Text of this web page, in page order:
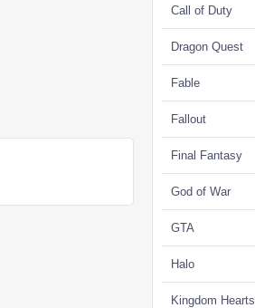
Call of Duty
Dragon Quest
Fable
Fallout
Final Fantasy
God of War
GTA
Halo
Kingdom Hearts